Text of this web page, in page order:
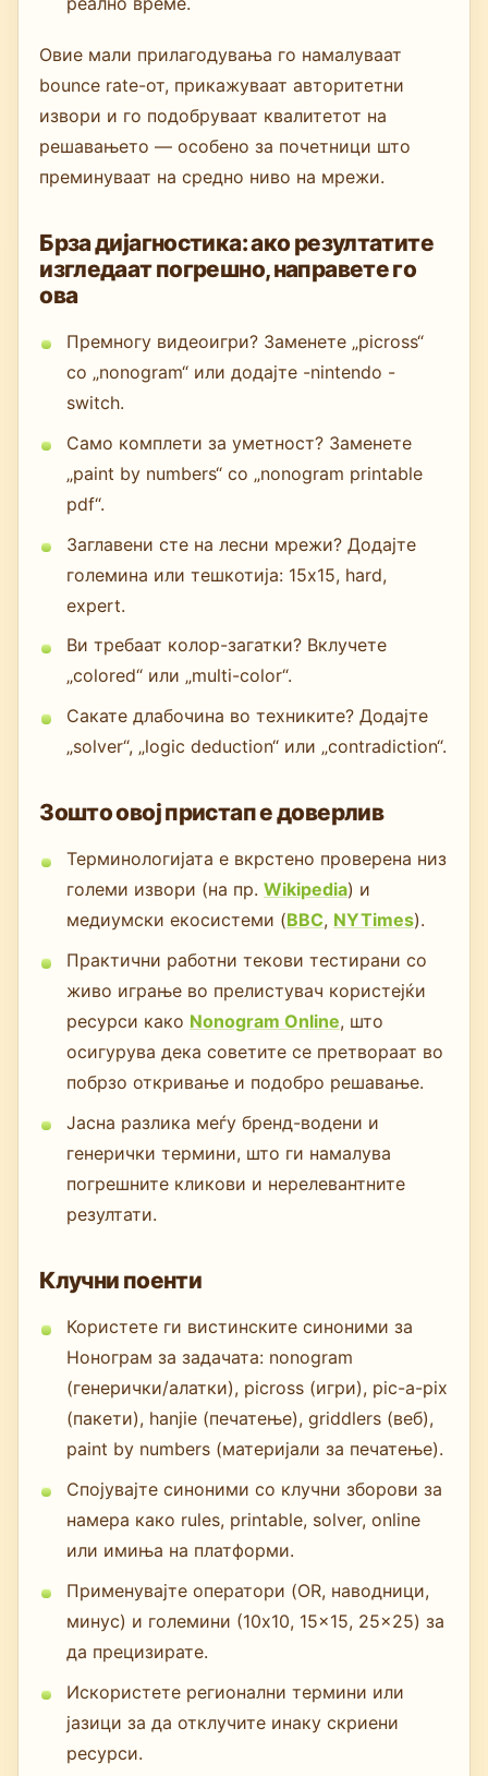
Овие мали прилагодувања го намалуваат
bounce rate-от, прикажуваат авторитетни
извори и го подобруваат квалитетот на
решавањето — особено за почетници што
преминуваат на средно ниво на мрежи.
Брза дијагностика: ако резултатите
изгледаат погрешно, направете го
ова
Премногу видеоигри? Заменете „picross“
со „nonogram“ или додајте -nintendo -
switch.
Само комплети за уметност? Заменете
„paint by numbers“ со „nonogram printable
pdf“.
Заглавени сте на лесни мрежи? Додајте
големина или тешкотија: 15x15, hard,
expert.
Ви требаат колор-загатки? Вклучете
„colored“ или „multi-color“.
Сакате длабочина во техниките? Додајте
„solver“, „logic deduction“ или „contradiction“.
Зошто овој пристап е доверлив
Терминологијата е вкрстено проверена низ
големи извори (на пр. Wikipedia) и
медиумски екосистеми (BBC, NYTimes).
Практични работни текови тестирани со
живо играње во прелистувач користејќи
ресурси како Nonogram Online, што
осигурува дека советите се претвораат во
побрзо откривање и подобро решавање.
Јасна разлика меѓу бренд-водени и
генерички термини, што ги намалува
погрешните кликови и нерелевантните
резултати.
Клучни поенти
Користете ги вистинските синоними за
Нонограм за задачата: nonogram
(генерички/алатки), picross (игри), pic-a-pix
(пакети), hanjie (печатење), griddlers (веб),
paint by numbers (материјали за печатење).
Спојувајте синоними со клучни зборови за
намера како rules, printable, solver, online
или имиња на платформи.
Применувајте оператори (OR, наводници,
минус) и големини (10x10, 15x15, 25x25) за
да прецизирате.
Искористете регионални термини или
јазици за да отклучите инаку скриени
ресурси.